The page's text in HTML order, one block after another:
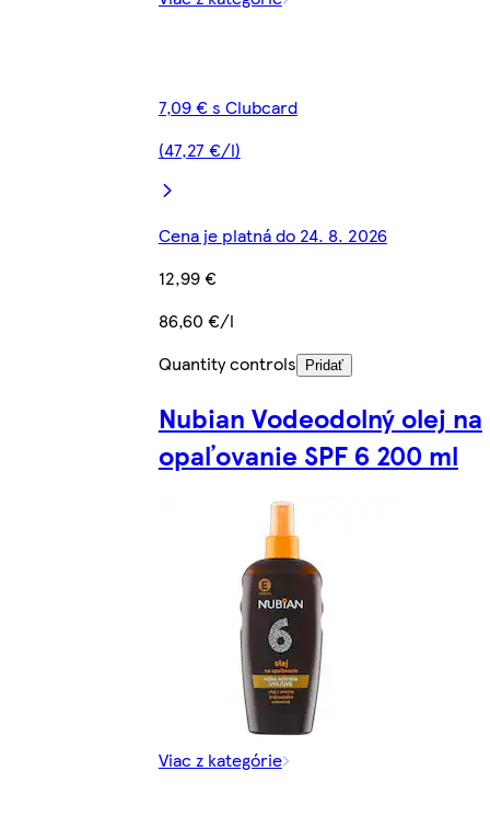
7,09 € s Clubcard
(47,27 €/l)
Cena je platná do 24. 8. 2026
12,99 €
86,60 €/l
Quantity controls
Pridať
Nubian Vodeodolný olej na
opaľovanie SPF 6 200 ml
Viac z kategórie